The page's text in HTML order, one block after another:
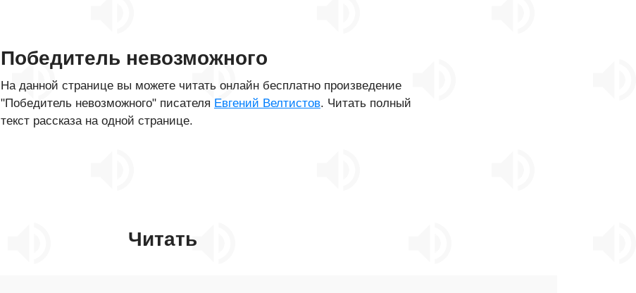
Победитель невозможного
На данной странице вы можете читать онлайн бесплатно произведение
"Победитель невозможного" писателя Евгений Велтистов. Читать полный
текст рассказа на одной странице.
Читать